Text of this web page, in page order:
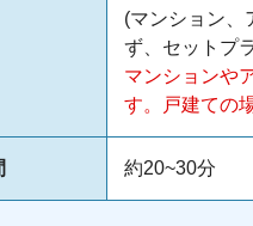
(マンション、
ず、セットプ
マンションや
す。戸建ての
約20~30分